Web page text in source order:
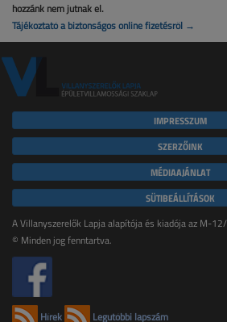
hozzánk nem jutnak el.
Tájékoztató a biztonságos online fizetésről →
IMPRESSZUM
SZERZŐINK
MÉDIAAJÁNLAT
SÜTIBEÁLLÍTÁSOK
A Villanyszerelők Lapja alapítója és kiadója az M-
© Minden jog fenntartva.
Hírek Legutóbbi lapszám